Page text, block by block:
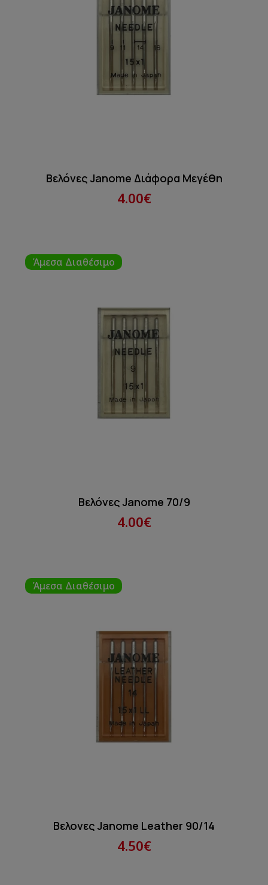
Βελόνες Janome Διάφορα Μεγέθη
4.00€
Άμεσα Διαθέσιμο
Βελόνες Janome 70/9
4.00€
Άμεσα Διαθέσιμο
Βελονες Janome Leather 90/14
4.50€